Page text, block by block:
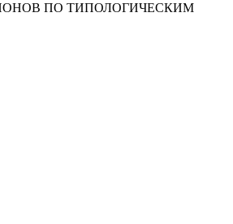
ПО ТИПОЛОГИЧЕСКИМ